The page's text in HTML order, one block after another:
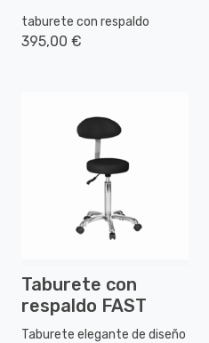
taburete con respaldo
395,00 €
Taburete con
respaldo FAST
Taburete elegante de diseño